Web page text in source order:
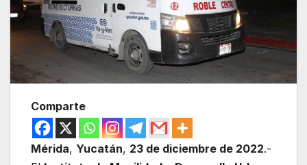
Comparte
Mérida, Yucatán, 23 de diciembre de 2022.-